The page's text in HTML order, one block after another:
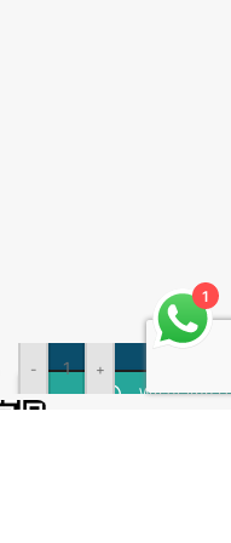
-
+
WhatsApp
1